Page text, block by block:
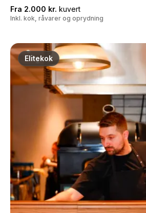
Fra 2.000 kr. kuvert
Inkl. kok, råvarer og oprydning
Elitekok